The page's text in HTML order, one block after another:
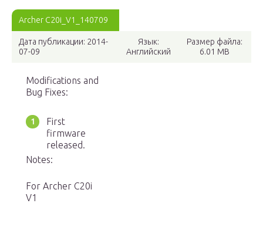
Archer C20i_V1_140709
Дата публикации: 2014-
07-09
Язык:
Английский
Размер файла:
6.01 MB
Modifications and
Bug Fixes:
First
firmware
released.
Notes:
For Archer C20i
V1